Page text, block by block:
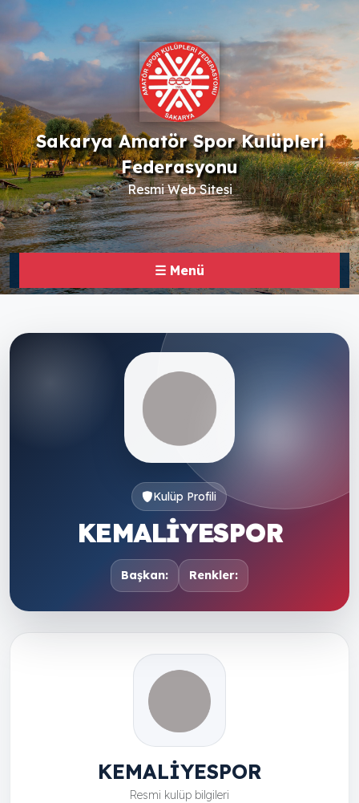
Sakarya Amatör Spor Kulüpleri
Federasyonu
Resmi Web Sitesi
☰ Menü
Kulüp Profili
KEMALİYESPOR
Başkan: Renkler:
KEMALİYESPOR
Resmi kulüp bilgileri